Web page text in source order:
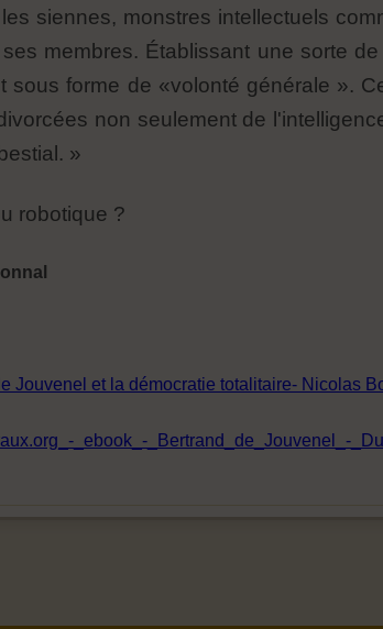
siennes, monstres intellectuels
membres. Établissant une sorte
sous forme de «volonté générale ».
non seulement de
»
robotique ?
Jouvenel et la démocratie totalitaire- Nicolas
_ebook_-_Bertrand_de_Jouvenel_-